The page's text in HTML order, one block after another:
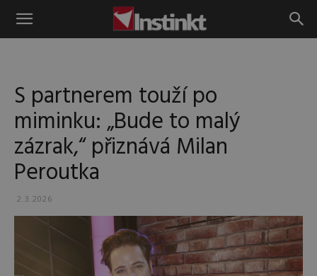
Instinkt
S partnerem touží po
miminku: „Bude to malý
zázrak,“ přiznává Milan
Peroutka
2.3.2026